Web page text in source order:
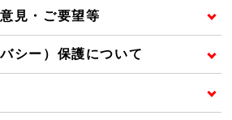
見・ご要望等
シー）保護について